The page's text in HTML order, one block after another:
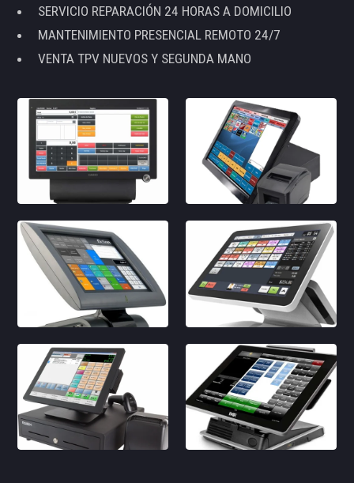
SERVICIO REPARACIÓN 24 HORAS A DOMICILIO
MANTENIMIENTO PRESENCIAL REMOTO 24/7
VENTA TPV NUEVOS Y SEGUNDA MANO